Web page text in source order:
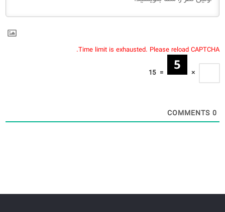
Time limit is exhausted. Please reload CAPTCHA.
×
=
15
0